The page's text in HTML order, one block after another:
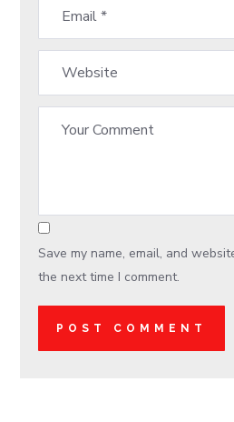
Save my name, email, and
the next time I comment.